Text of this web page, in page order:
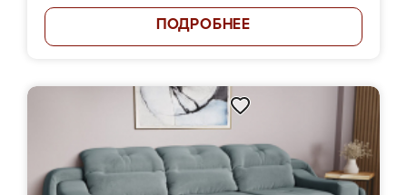
ПОДРОБНЕЕ